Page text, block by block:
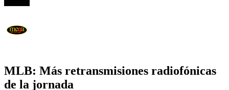
MLB: Más retransmisiones radiofónicas
de la jornada